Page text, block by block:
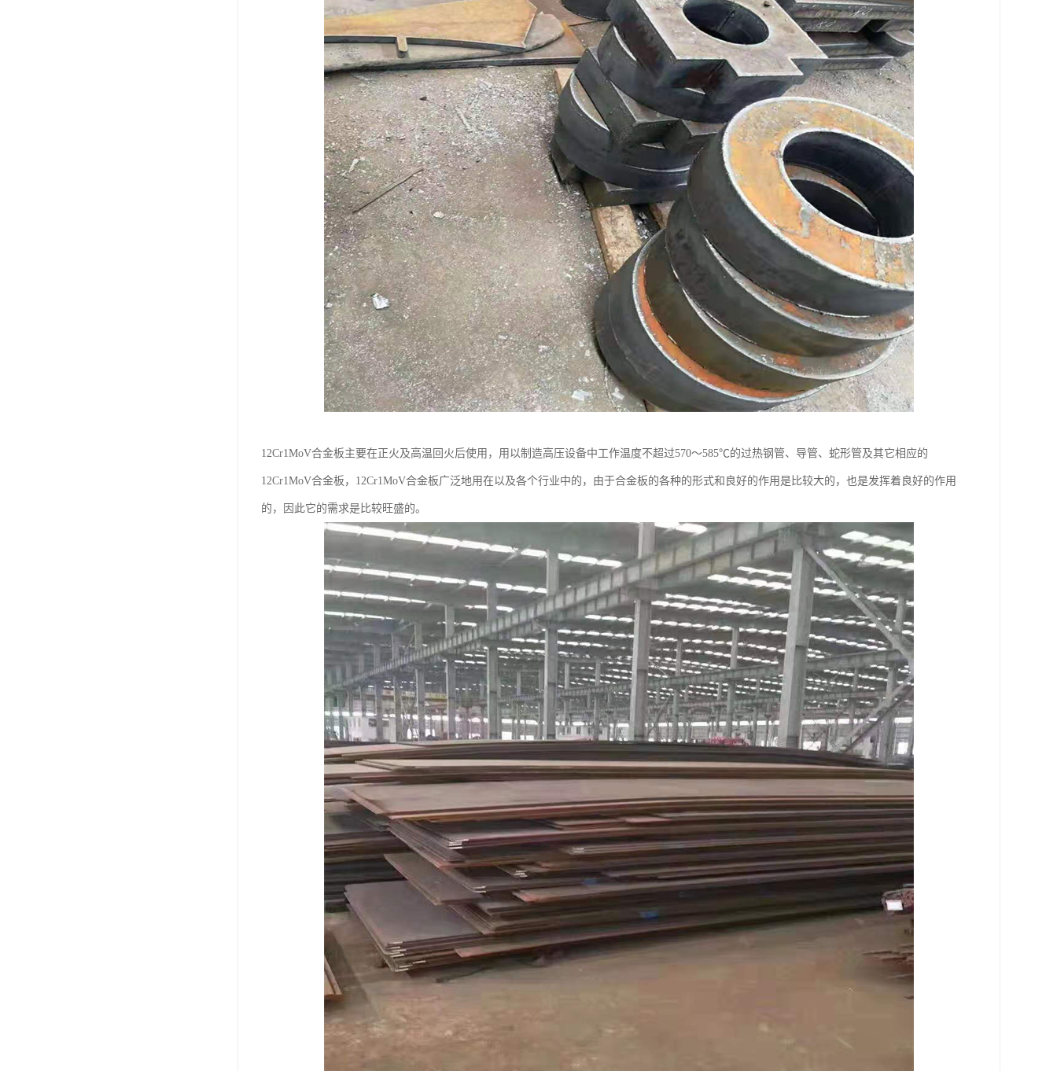
12Cr1MoV合金板主要在正火及高温回火后使用，用以制造高压设备中工作温度不超过570～585℃的过热钢管、导管、蛇形管及其它相应的
12Cr1MoV合金板，12Cr1MoV合金板广泛地用在以及各个行业中的，由于合金板的各种的形式和良好的作用是比较大的，也是发挥着良好的作用
的，因此它的需求是比较旺盛的。